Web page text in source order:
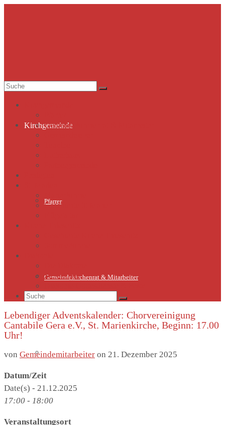
Kirchgemeinde
Pfarrer
Gemeindekirchenrat & Mitarbeiter
Gemeindeleben
Suche
Gemeindekirchenrat & Mitarbeiter
Geschichte St.Marien
Sternsinger
Suche
Lebendiger Adventskalender: Chorvereinigung
Cantabile Gera e.V., St. Marienkirche, Beginn: 17.00
Uhr!
von Gemeindemitarbeiter on 21. Dezember 2025
Datum/Zeit
Date(s) - 21.12.2025
17:00 - 18:00
Veranstaltungsort